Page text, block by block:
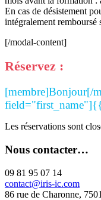
En cas de désistement
intégralement remboursé
[/modal-content]
Réservez :
[membre]Bonjour[/
Les réservations sont
Nous contacter…
09 81 95 07 14
contact@iris-ic.com
86 rue de Charonne,